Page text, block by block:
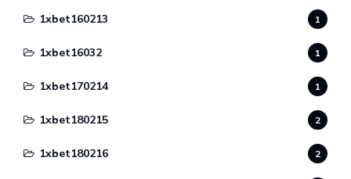
1xbet160213 1
1xbet16032 1
1xbet170214 1
1xbet180215 2
1xbet180216 2